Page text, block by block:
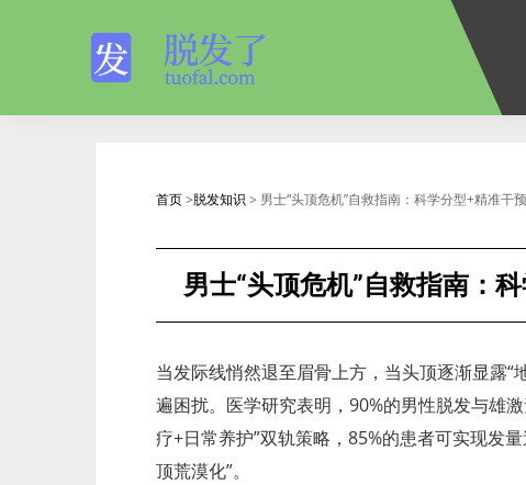
首页>脱发知识 > 男士“头顶危机”自救指南：科学分型+精准干
男士“头顶危机”自救指南：
当发际线悄然退至眉骨上方，当头顶逐渐显露
遍困扰。医学研究表明，90%的男性脱发与雄
疗+日常养护”双轨策略，85%的患者可实现发
顶荒漠化”。